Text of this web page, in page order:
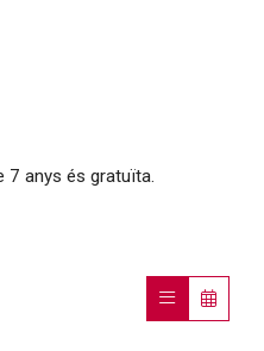
7 anys és gratuïta.